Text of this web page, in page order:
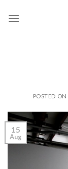
POSTED ON
15
Aug